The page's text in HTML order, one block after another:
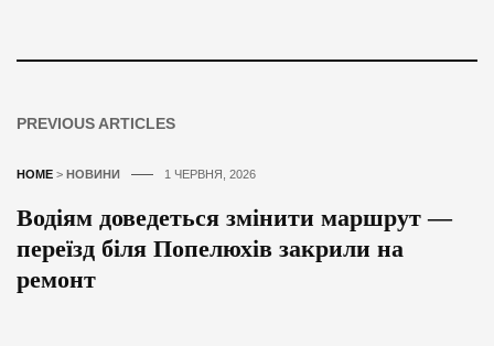
PREVIOUS ARTICLES
HOME > НОВИНИ 1 ЧЕРВНЯ, 2026
Водіям доведеться змінити маршрут —
переїзд біля Попелюхів закрили на
ремонт